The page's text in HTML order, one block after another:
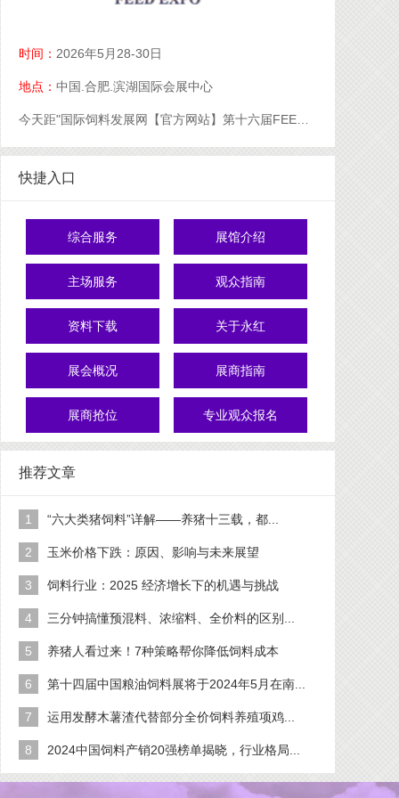
时间： 2026年5月28-30日
地点： 中国.合肥.滨湖国际会展中心
快捷入口
综合服务 展馆介绍
主场服务 观众指南
资料下载 关于永红
展会概况 展商指南
展商抢位 专业观众报名
推荐文章
1 “六大类猪饲料”详解——养猪十三载，都...
2 玉米价格下跌：原因、影响与未来展望
3 饲料行业：2025 经济增长下的机遇与挑战
4 三分钟搞懂预混料、浓缩料、全价料的区别...
5 养猪人看过来！7种策略帮你降低饲料成本
6 第十四届中国粮油饲料展将于2024年5月在南...
7 运用发酵木薯渣代替部分全价饲料养殖项鸡...
8 2024中国饲料产销20强榜单揭晓，行业格局...